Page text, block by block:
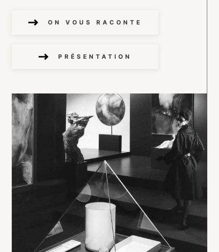
ON VOUS RACONTE
PRÉSENTATION